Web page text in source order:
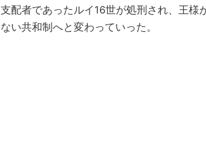
支配者であったルイ16世が処刑され、王
ない共和制へと変わっていった。